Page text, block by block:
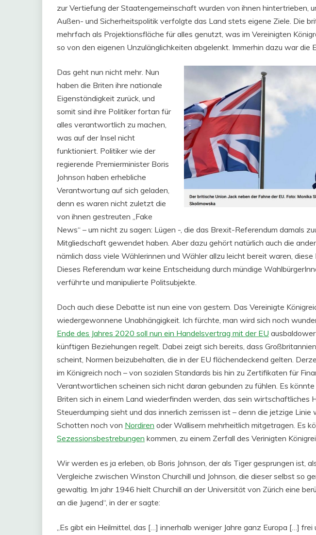
zur Vertiefung der Staatengemeinschaft wurden von ihnen hintertrieben,
Außen- und Sicherheitspolitik verfolgte das Land stets eigene Ziele. Die
mehrfach als Projektionsfläche für alles genutzt, was im Vereinigten
so von den eigenen Unzulänglichkeiten abgelenkt. Immerhin dazu war die
Das geht nun nicht mehr. Nun
haben die Briten ihre nationale
Eigenständigkeit zurück, und
somit sind ihre Politiker fortan für
alles verantwortlich zu machen,
was auf der Insel nicht
funktioniert. Politiker wie der
regierende Premierminister Boris
Johnson haben erhebliche
Verantwortung auf sich geladen,
denn es waren nicht zuletzt die
von ihnen gestreuten „Fake
News“ – um nicht zu sagen: Lügen -, die das Brexit-Referendum damals
Mitgliedschaft gewendet haben. Aber dazu gehört natürlich auch die
nämlich dass viele Wählerinnen und Wähler allzu leicht bereit waren, diese
Dieses Referendum war keine Entscheidung durch mündige
verführte und manipulierte Politsubjekte.
Doch auch diese Debatte ist nun eine von gestern. Das Vereinigte
wiedergewonnene Unabhängigkeit. Ich fürchte, man wird sich noch
Ende des Jahres 2020 soll nun ein Handelsvertrag mit der EU
künftigen Beziehungen regelt. Dabei zeigt sich bereits, dass
scheint, Normen beizubehalten, die in der EU flächendeckend gelten.
im Königreich noch – von sozialen Standards bis hin zu Zertifikaten für
Verantwortlichen scheinen sich nicht daran gebunden zu fühlen. Es könnte
Briten sich in einem Land wiederfinden werden, das sein wirtschaftliches
Steuerdumping sieht und das innerlich zerrissen ist – denn die jetzige
Schotten noch von Nordiren oder Wallisern mehrheitlich mitgetragen. Es
Sezessionsbestrebungen kommen, zu einem Zerfall des Verinigten
Wir werden es ja erleben, ob Boris Johnson, der als Tiger gesprungen ist,
Vergleiche zwischen Winston Churchill und Johnson, die dieser selbst so
gewaltig. Im jahr 1946 hielt Churchill an der Universität von Zürich eine
an die Jugend“, in der er sagte:
„Es gibt ein Heilmittel, das […] innerhalb weniger Jahre ganz Europa […] frei